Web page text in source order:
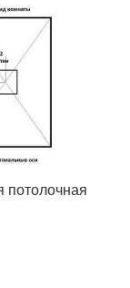
потолочная